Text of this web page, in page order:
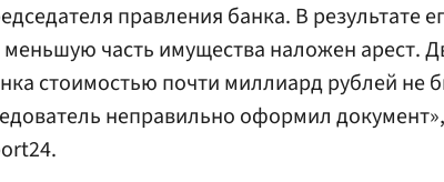
правления банка. В результате
меньшую часть имущества наложен арест.
стоимостью почти миллиард рублей не
неправильно оформил